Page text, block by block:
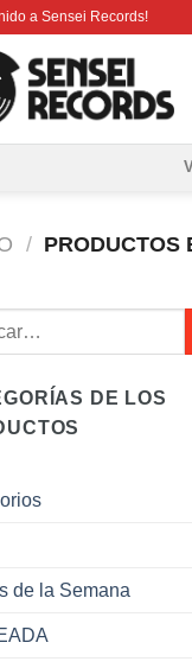
a Sensei Records!
/ PRODUCTOS
DE LOS
de la Semana